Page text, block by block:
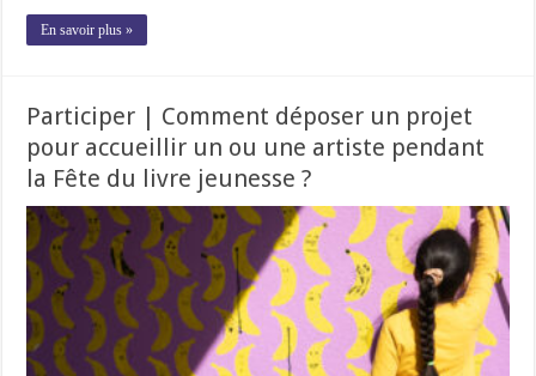
En savoir plus »
Participer | Comment déposer un projet
pour accueillir un ou une artiste pendant
la Fête du livre jeunesse ?